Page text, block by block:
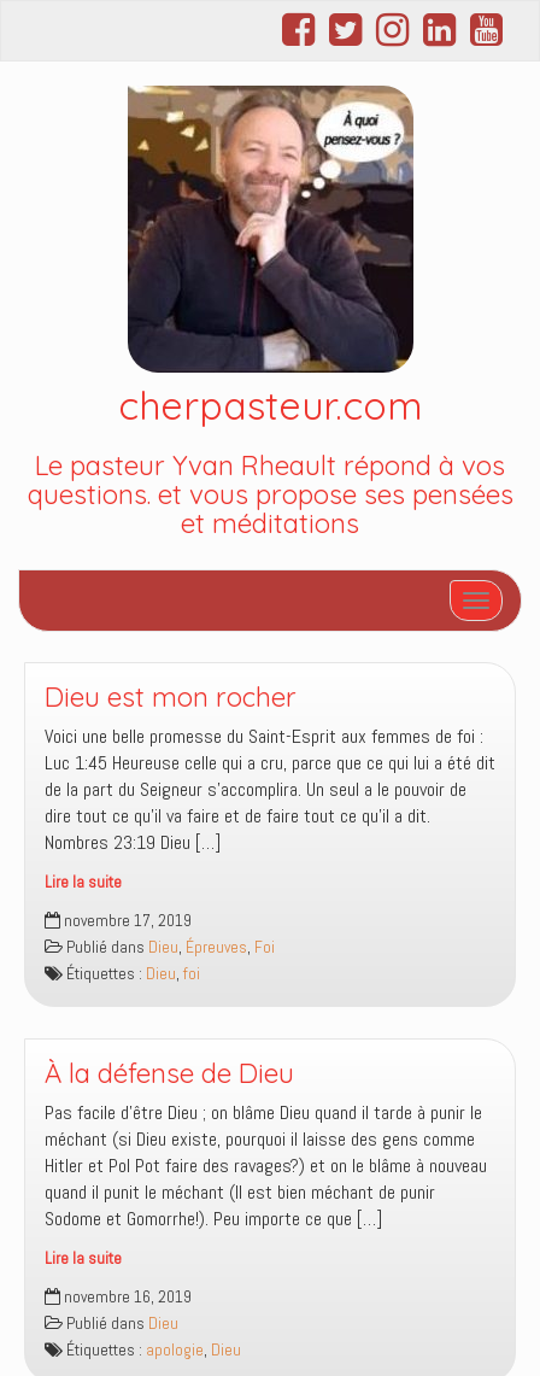
cherpasteur.com
Le pasteur Yvan Rheault répond à vos
questions. et vous propose ses pensées
et méditations
Afficher/
Dieu est mon rocher
Voici une belle promesse du Saint-Esprit aux femmes de foi :
Luc 1:45 Heureuse celle qui a cru, parce que ce qui lui a été dit
de la part du Seigneur s’accomplira. Un seul a le pouvoir de
dire tout ce qu’il va faire et de faire tout ce qu’il a dit.
Nombres 23:19 Dieu […]
Lire la suite
Dieu
est
mon
rocher
novembre 17, 2019
Publié dans Dieu, Épreuves, Foi
Étiquettes : Dieu, foi
À la défense de Dieu
Pas facile d’être Dieu ; on blâme Dieu quand il tarde à punir le
méchant (si Dieu existe, pourquoi il laisse des gens comme
Hitler et Pol Pot faire des ravages?) et on le blâme à nouveau
quand il punit le méchant (Il est bien méchant de punir
Sodome et Gomorrhe!). Peu importe ce que […]
Lire la suite
À
la
défense
de
novembre 16, 2019
Publié dans Dieu
Étiquettes : apologie, Dieu